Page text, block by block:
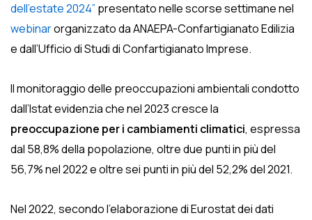
dell’estate 2024” presentato nelle scorse settimane nel
webinarorganizzato da ANAEPA-Confartigianato Edilizia
e dall’Ufficio di Studi di Confartigianato Imprese.
Il monitoraggio delle preoccupazioni ambientali condotto
dall’Istat evidenzia che nel 2023 cresce la
preoccupazione per i cambiamenti climatici, espressa
dal 58,8% della popolazione, oltre due punti in più del
56,7% nel 2022 e oltre sei punti in più del 52,2% del 2021.
Nel 2022, secondo l’elaborazione di Eurostat dei dati